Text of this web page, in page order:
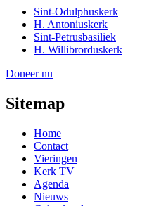
Sint-Odulphuskerk
H. Antoniuskerk
Sint-Petrusbasiliek
H. Willibrorduskerk
Doneer nu
Sitemap
Home
Contact
Vieringen
Kerk TV
Agenda
Nieuws